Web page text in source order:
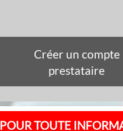
Créer un compte
prestataire
POUR TOUTE